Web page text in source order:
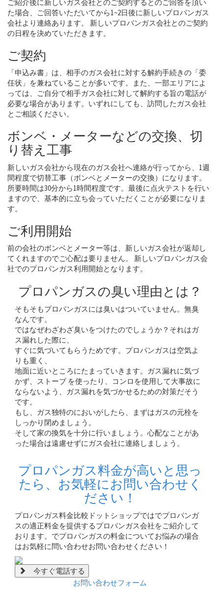
ご紹介後に新しいガス会社とのご契約するとのご回答を頂い
た場合、ご回答いただいてから1~2日後に新しいプロパンガス
会社より連絡あります。 新しいプロパンガス会社とのご契約
の日程を決めていただきます。
ご契約
「申込み書」は、相手のガス会社に対する解約手続きの「委
任状」を兼ねていることが多いです。また、一部エリアによ
っては、ご自分で相手ガス会社に対して解約する旨の電話が
必要な場合があります。いずれにしても、訪問したガス会社
とご相談ください。
ボンベ・メーターなどの交換、切
り替え工事
新しいガス会社から現在のガス会社へ連絡が行ってから、1週
間程度で切替工事（ボンベとメーターの交換）になります。
所要時間は30分から1時間程度です。最後に点火テストを行い
ますので、基本的に立ち会っていただくことが必要になりま
す。
ご利用開始
前の会社のボンベとメーター等は、新しいガス会社が返却し
てくれますのでご心配は要りません。 新しいプロパンガス会
社でのプロパンガス利用開始となります。
プロパンガスの臭い理由とは？
そもそもプロパンガスには臭いはついていません。無臭
なんです。
ではなぜわざわざ臭いをつけたのでしょうか？それはガ
ス漏れした際に、
すぐに気づいてもらうためです。プロパンガスは空気よ
りも重く、
地面に近いところにたまっていきます。ガス漏れに気づ
かず、ストーブ を使ったり、コンロを使用して大事故に
ならないよう、ガス漏れを気づかせるための対策だそう
です。
もし、ガス独特のにおいがしたら、まずはガスの元栓を
しっかり閉めましょう。
そして家の換気を十分に行いましょう。心配なことがあ
った場合は遠慮せずにガス会社に連絡しましょう。
プロパンガス料金が高いと思っ
たら、お気軽にお問い合わせく
ださい！
プロパンガス料金比較ドットショップではでプロパンガ
スの適正料金を提供するプロパンガス会社をご紹介して
おります。でプロパンガスの料金についてお悩みの場合
はお気軽に問い合わせお問い合わせください！
今すぐ電話する
お問い合わせフォーム